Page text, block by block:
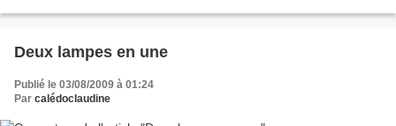
Deux lampes en une
Publié le 03/08/2009 à 01:24
Par calédoclaudine